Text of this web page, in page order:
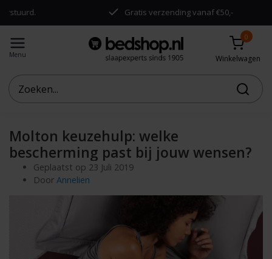
Gratis verzending vanaf €50,-
Menu
0
Winkelwagen
Molton keuzehulp: welke
bescherming past bij jouw wensen?
Geplaatst op 23 Juli 2019
Door Annelien